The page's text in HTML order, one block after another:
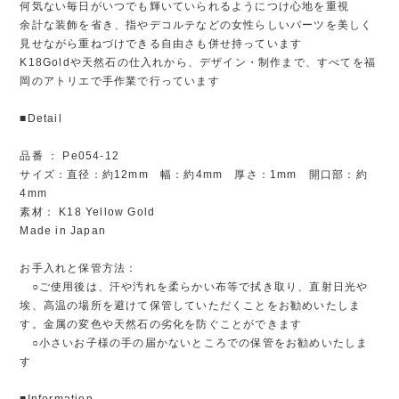
何気ない毎日がいつでも輝いていられるようにつけ心地を重視
余計な装飾を省き、指やデコルテなどの女性らしいパーツを美しく
見せながら重ねづけできる自由さも併せ持っています
K18Goldや天然石の仕入れから、デザイン・制作まで、すべてを福
岡のアトリエで手作業で行っています
■Detail
品番 ： Pe054-12
サイズ：直径：約12mm 幅：約4mm 厚さ：1mm 開口部：約
4mm
素材： K18 Yellow Gold
Made in Japan
お手入れと保管方法：
○ご使用後は、汗や汚れを柔らかい布等で拭き取り、直射日光や
埃、高温の場所を避けて保管していただくことをお勧めいたしま
す。金属の変色や天然石の劣化を防ぐことができます
○小さいお子様の手の届かないところでの保管をお勧めいたしま
す